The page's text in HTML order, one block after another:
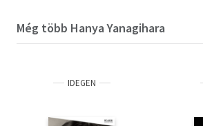
Még több Hanya Yanagihara
IDEGEN